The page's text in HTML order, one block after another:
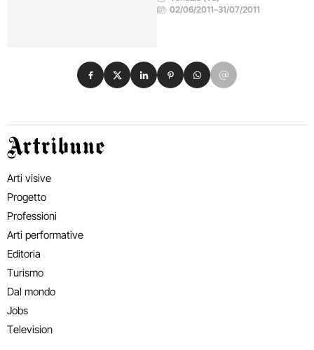
02/06/2011–31/07/2011
Condividi su Facebook
Condividi su X
Condividi su LinkedIn
Condividi su Pinterest
Condividi su WhatsApp
Condividi su Email
Artribune
Arti visive
Progetto
Professioni
Arti performative
Editoria
Turismo
Dal mondo
Jobs
Television